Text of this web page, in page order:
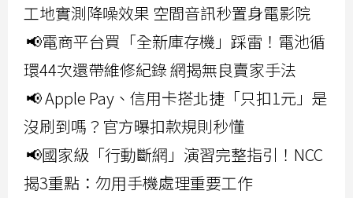
工地實測降噪效果 空間音訊秒置身電影院
📢電商平台買「全新庫存機」踩雷！電池循
環44次還帶維修紀錄 網揭無良賣家手法
📢 Apple Pay、信用卡搭北捷「只扣1元」是
沒刷到嗎？官方曝扣款規則秒懂
📢國家級「行動斷網」演習完整指引！NCC
揭3重點：勿用手機處理重要工作